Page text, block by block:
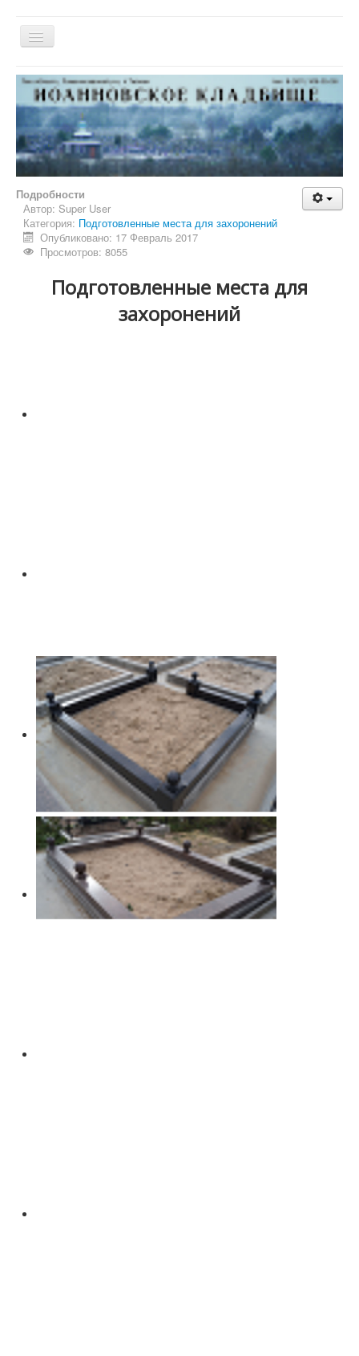
Главная
ФотоНаСайте
Катафалк
Свидетельство о смерти
Подробности
Автор: Super User
Категория: Подготовленные места для захоронений
Опубликовано: 17 Февраль 2017
Просмотров: 8055
Подготовленные места для
захоронений